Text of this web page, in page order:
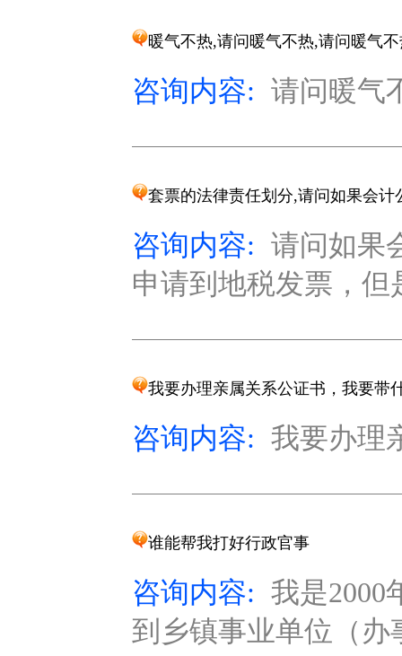
暖气不热,请问暖气不热,请问暖气
咨询内容: 请问暖气
套票的法律责任划分,请问如果会计
咨询内容: 请问如果
申请到地税发票，
我要办理亲属关系公证书，我要带
咨询内容: 我要办理
谁能帮我打好行政官事
咨询内容: 我是2000
到乡镇事业单位（办